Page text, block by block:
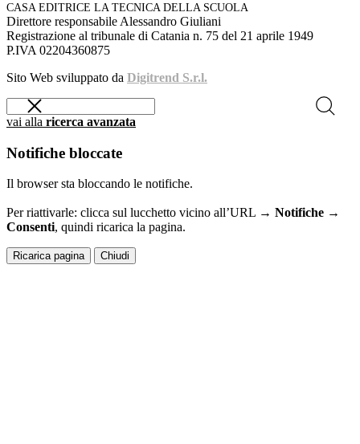
CASA EDITRICE LA TECNICA DELLA SCUOLA
Direttore responsabile Alessandro Giuliani
Registrazione al tribunale di Catania n. 75 del 21 aprile 1949
P.IVA 02204360875
Sito Web sviluppato da Digitrend S.r.l.
vai alla ricerca avanzata
Notifiche bloccate
Il browser sta bloccando le notifiche.
Per riattivarle: clicca sul lucchetto vicino all’URL → Notifiche →
Consenti, quindi ricarica la pagina.
Ricarica pagina Chiudi